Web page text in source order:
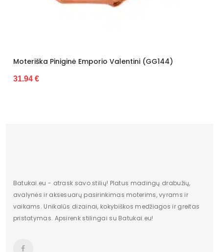
Valentini (GG144) Moteriška Piniginė
Batukai.eu - atrask savo stilių! Platus madingų drabužių,
avalynės ir aksesuarų pasirinkimas moterims, vyrams ir
vaikams. Unikalūs dizainai, kokybiškos medžiagos ir greitas
pristatymas. Apsirenk stilingai su Batukai.eu!